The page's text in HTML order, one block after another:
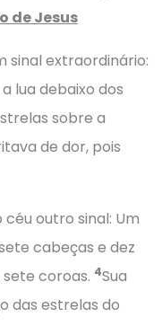
de Jesus
sinal extraordinário:
lua debaixo dos
sobre a
de dor, pois
outro sinal: Um
cabeças e dez
coroas. 4Sua
das estrelas do